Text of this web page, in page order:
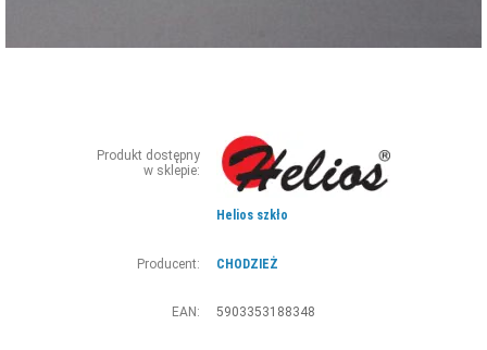
Produkt dostępny
w sklepie:
Helios szkło
Producent: CHODZIEŻ
EAN: 5903353188348